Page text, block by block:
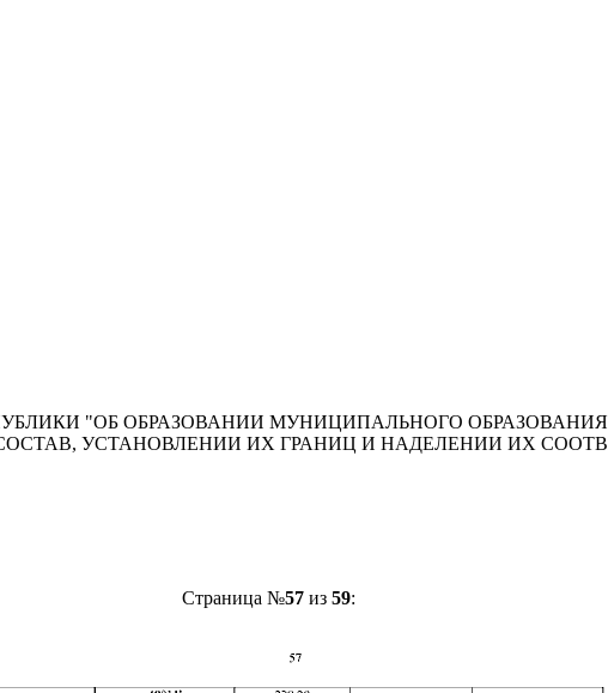
"ОБ ОБРАЗОВАНИИ МУНИЦИПАЛЬНОГО
УСТАНОВЛЕНИИ ИХ ГРАНИЦ И НАДЕЛЕНИИ ИХ
Страница №57из 59: